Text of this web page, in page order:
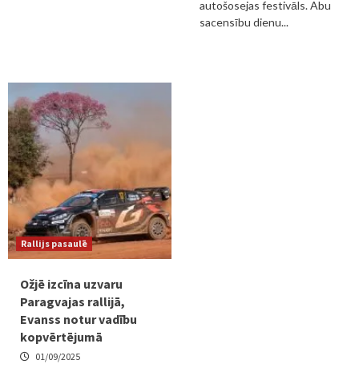
autošosejas festivāls. Abu
sacensību dienu...
Rallijs pasaulē
Ožjē izcīna uzvaru
Paragvajas rallijā,
Evanss notur vadību
kopvērtējumā
01/09/2025